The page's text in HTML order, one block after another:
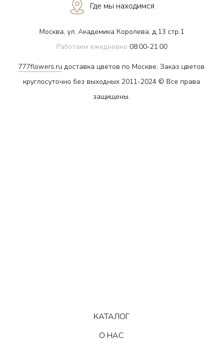
Где мы находимся
Москва, ул. Академика Королева, д.13 стр.1
Работаем ежедневно 08:00-21:00
777flowers.ru доставка цветов по Москве, Заказ цветов
круглосуточно без выходных 2011-2024 © Все права
защищены.
КАТАЛОГ
О НАС